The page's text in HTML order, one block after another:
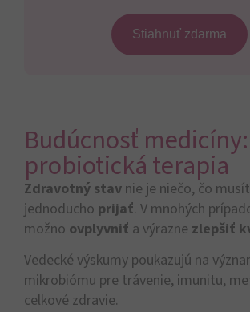
Stiahnuť zdarma
Budúcnosť medicíny:
probiotická terapia​​
Zdravotný stav nie je niečo, čo
jednoducho prijať. V mnohých
možno ovplyvniť a výrazne zlepšiť
Vedecké výskumy poukazujú na
mikrobiómu pre trávenie, imunitu,
celkové zdravie.